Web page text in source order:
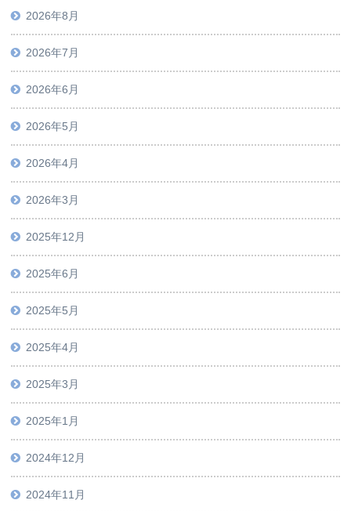
2026年8月
2026年7月
2026年6月
2026年5月
2026年4月
2026年3月
2025年12月
2025年6月
2025年5月
2025年4月
2025年3月
2025年1月
2024年12月
2024年11月